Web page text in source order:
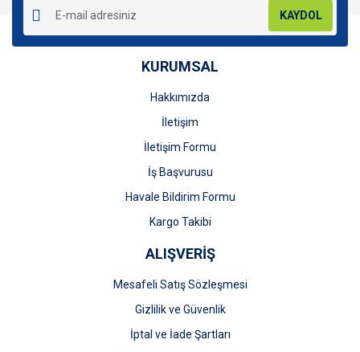
KAYDOL
KURUMSAL
Hakkımızda
İletişim
İletişim Formu
İş Başvurusu
Havale Bildirim Formu
Kargo Takibi
ALIŞVERİŞ
Mesafeli Satış Sözleşmesi
Gizlilik ve Güvenlik
İptal ve İade Şartları